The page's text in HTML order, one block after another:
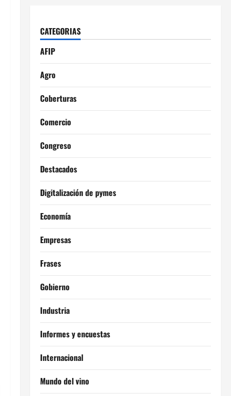
CATEGORIAS
AFIP
Agro
Coberturas
Comercio
Congreso
Destacados
Digitalización de pymes
Economía
Empresas
Frases
Gobierno
Industria
Informes y encuestas
Internacional
Mundo del vino